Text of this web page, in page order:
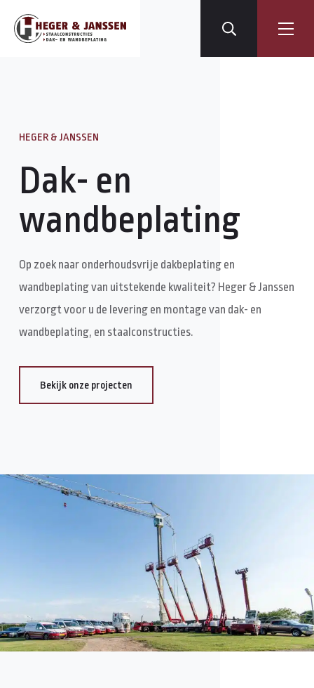
HEGER & JANSSEN
Dak- en
wandbeplating
Op zoek naar onderhoudsvrije dakbeplating en
wandbeplating van uitstekende kwaliteit? Heger & Janssen
verzorgt voor u de levering en montage van dak- en
wandbeplating, en staalconstructies.
Bekijk onze projecten